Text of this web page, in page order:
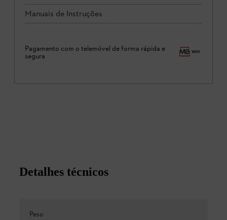
Manuais de Instruções
Pagamento com o telemóvel de forma rápida e
segura
Detalhes técnicos
Peso